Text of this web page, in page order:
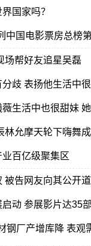
国家吗？
中国电影票房总榜
场帮好友追星吴磊
歧 表扬他生活中
生活中也很甜妹
允摩天轮下嗨舞成
百亿级聚集区
被告网友向其公开
动 参展影片达35
钢厂产增库降 表观